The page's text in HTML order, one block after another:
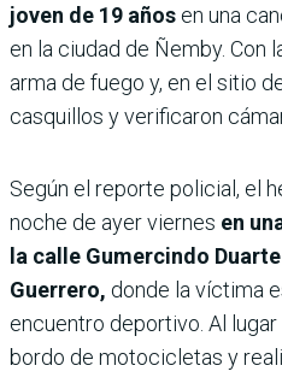
joven de 19 años en una
en la ciudad de Ñemby. Con
arma de fuego y, en el sitio
casquillos y verificaron
Según el reporte policial, el
noche de ayer viernes en
la calle Gumercindo
Guerrero, donde la víctima
encuentro deportivo. Al
bordo de motocicletas y